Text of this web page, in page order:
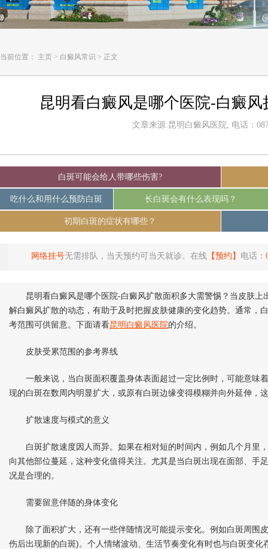
当前位置： 主页 > 白癜风常识 > 正文
昆明看白癜风是哪个医院-白癜
文章来源:昆明白癜风医院, 电话：
白斑可能会给人带哪些伤害?
吃什么和用什么预防白斑 长白斑会有什么表现吗？
初期白斑的症状有哪些？
网络挂号无需排队，当天预约可当天就诊。在线 【预约】 电话：
昆明看白癜风是哪个医院-白癜风扩散面积多大需警惕？当皮肤上
解白癜风扩散的动态，有助于及时把握皮肤健康的变化趋势。通常，
考范围可供留意。下面请看昆明白癜风医院的介绍。
皮肤受累范围的参考界线
一般来说，当白斑面积覆盖身体表面超过一定比例时，可能意味
现的白斑在数周内明显扩大，或原有白斑边缘变得模糊并向外延伸，
扩散速度与模式的意义
白斑扩散速度因人而异。如果在相对短的时间内，例如几个月里
向其他部位蔓延，这种变化值得关注。尤其是当白斑出现在面部、手
况是合理的。
需要留意伴随的身体变化
除了面积扩大，还有一些伴随情况可能提示变化。例如白斑周围
伤后出现新的白斑)。个人情绪波动、生活节奏变化有时也与白斑变